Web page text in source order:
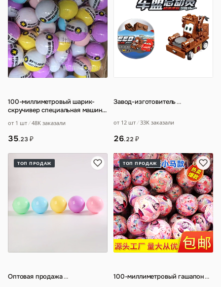
100-миллиметровый шарик-
скручивер специальная машина
полуцветн…
от 1 шт 48K заказали
35.23₽
Завод-изготовитель…
от 12 шт 33K заказали
26.22 ₽
ТОП ПРОДАЖ
Оптовая продажа…
ТОП ПРОДАЖ
100-миллиметровый гашапон…